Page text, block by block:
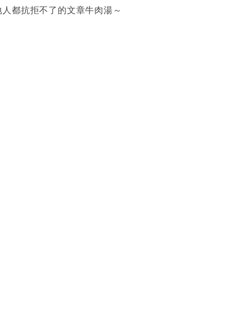
都抗拒不了的文章牛肉湯～